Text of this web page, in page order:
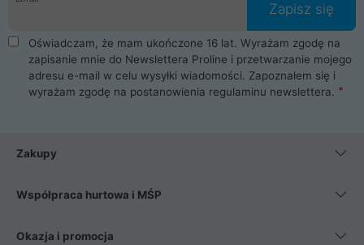
ProLine to czysta przyjemność i pełne bezpieczeństwo.
Zaopatrzysz się u nas w akcesoria i części komputerowe
takie jak procesory, karty graficzne, płyty główne, pamięci,
dyski SSD, M.2 oraz HDD. Nasi pracownicy pomogą Ci wybrać
najlepszy zasilacz komputerowy oraz obudowę do komputera.
Poza komputerami mamy również najlepsze na rynku
Smartfony takich producentów jak Xiaomi, Apple, Samsung i
wentylatory. Na koniec mając już to wszystko, możesz
Zapisz się
Oświadczam, że mam ukończone 16 lat. Wyrażam zgodę na
zapisanie mnie do Newslettera Proline i przetwarzanie mojego
adresu e-mail w celu wysyłki wiadomości. Zapoznałem się i
wyrażam zgodę na postanowienia regulaminu newslettera.
Zakupy
Współpraca hurtowa i MŚP
Okazja i promocja